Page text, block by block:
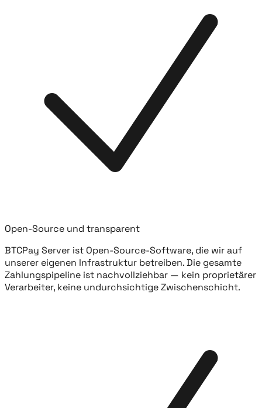
Open-Source und transparent
BTCPay Server ist Open-Source-Software, die wir auf
unserer eigenen Infrastruktur betreiben. Die gesamte
Zahlungspipeline ist nachvollziehbar — kein proprietärer
Verarbeiter, keine undurchsichtige Zwischenschicht.